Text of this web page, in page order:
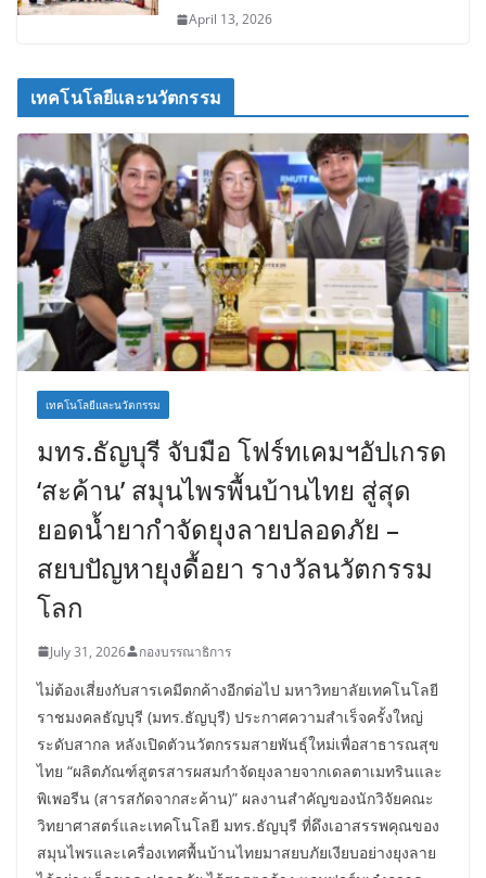
April 13, 2026
เทคโนโลยีและนวัตกรรม
เทคโนโลยีและนวัตกรรม
มทร.ธัญบุรี จับมือ โฟร์ทเคมฯอัปเกรด
‘สะค้าน’ สมุนไพรพื้นบ้านไทย สู่สุด
ยอดน้ำยากำจัดยุงลายปลอดภัย –
สยบปัญหายุงดื้อยา รางวัลนวัตกรรม
โลก
July 31, 2026 กองบรรณาธิการ
ไม่ต้องเสี่ยงกับสารเคมีตกค้างอีกต่อไป มหาวิทยาลัยเทคโนโลยี
ราชมงคลธัญบุรี (มทร.ธัญบุรี) ประกาศความสำเร็จครั้งใหญ่
ระดับสากล หลังเปิดตัวนวัตกรรมสายพันธุ์ใหม่เพื่อสาธารณสุข
ไทย “ผลิตภัณฑ์สูตรสารผสมกำจัดยุงลายจากเดลตาเมทรินและ
พิเพอรีน (สารสกัดจากสะค้าน)” ผลงานสำคัญของนักวิจัยคณะ
วิทยาศาสตร์และเทคโนโลยี มทร.ธัญบุรี ที่ดึงเอาสรรพคุณของ
สมุนไพรและเครื่องเทศพื้นบ้านไทยมาสยบภัยเงียบอย่างยุงลาย